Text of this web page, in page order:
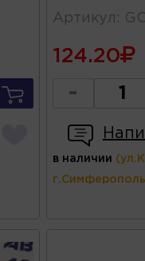
Артикул :
124.20
-
в наличии